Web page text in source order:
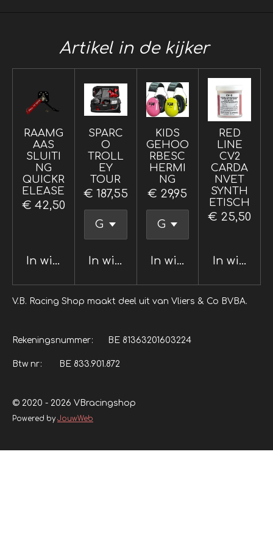
Artikel in de kijker
RAAMG
AAS
SLUITI
NG
QUICKR
ELEASE
€ 42,50
In winkelwagen
SPARC
O
TROLL
EY
TOUR
€ 187,55
In winkelwagen
KIDS
GEHOO
RBESC
HERMI
NG
€ 29,95
In winkelwagen
RED
LINE
CV2
CARDA
NVET
SYNTH
ETISCH
€ 25,50
In
V.B. Racing Shop maakt deel uit van Vliers & Co BVBA.
Rekeningsnummer: BE 81363201603224
Btw nr: BE 833.901.872
© 2020 - 2026 VBracingshop
Powered byJouwWeb